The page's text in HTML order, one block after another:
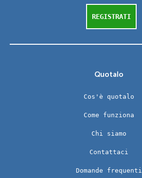
REGISTRATI
Quotalo
Cos'è quotalo
Come funziona
Chi siamo
Contattaci
Domande frequenti